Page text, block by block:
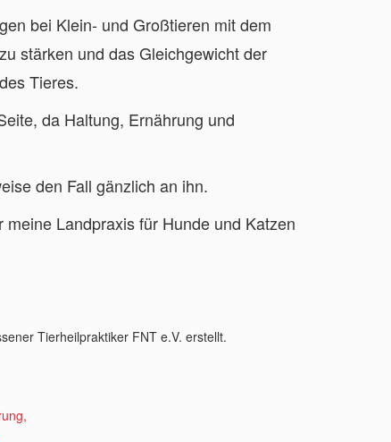
bei Klein- und Großtieren mit dem
stärken und das Gleichgewicht der
Tieres.
da Haltung, Ernährung und
den Fall gänzlich an ihn.
Landpraxis für Hunde und Katzen
Tierheilpraktiker FNT e.V. erstellt.